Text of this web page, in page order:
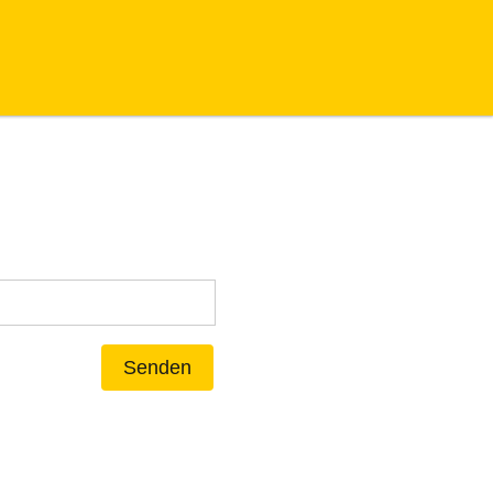
Senden